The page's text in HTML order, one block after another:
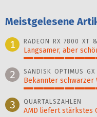
Meistgelesene
1
RADEON RX 7800 XT
Langsamer, aber
100%
2 SANDISK OPTIMUS
Bekannter schwarzer
46%
3 QUARTALSZAHLEN
AMD liefert stärkstes